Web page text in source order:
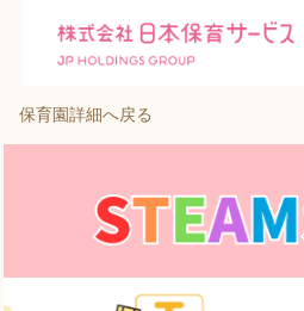
保育園詳細へ戻る